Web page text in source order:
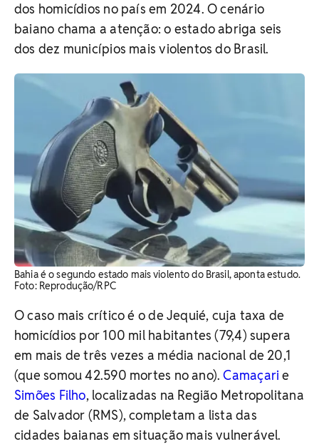
dos homicídios no país em 2024. O cenário
baiano chama a atenção: o estado abriga seis
dos dez municípios mais violentos do Brasil.
Bahia é o segundo estado mais violento do Brasil, aponta estudo.
Foto: Reprodução/RPC
O caso mais crítico é o de Jequié, cuja taxa de
homicídios por 100 mil habitantes (79,4) supera
em mais de três vezes a média nacional de 20,1
(que somou 42.590 mortes no ano).Camaçari e
Simões Filho, localizadas na Região Metropolitana
de Salvador (RMS), completam a lista das
cidades baianas em situação mais vulnerável.